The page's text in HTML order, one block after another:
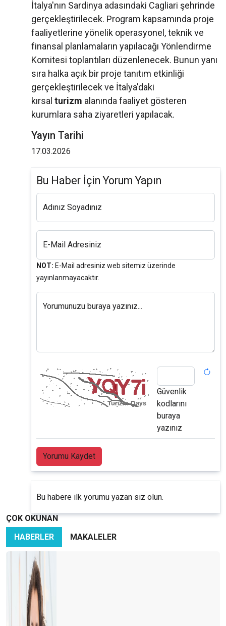
İtalya'nın Sardinya adasındaki Cagliari şehrinde
gerçekleştirilecek. Program kapsamında proje
faaliyetlerine yönelik operasyonel, teknik ve
finansal planlamaların yapılacağı Yönlendirme
Komitesi toplantıları düzenlenecek. Bunun yanı
sıra halka açık bir proje tanıtım etkinliği
gerçekleştirilecek ve İtalya'daki
kırsal turizm alanında faaliyet gösteren
kurumlara saha ziyaretleri yapılacak.
Yayın Tarihi
17.03.2026
Bu Haber İçin Yorum Yapın
Adınız Soyadınız
E-Mail Adresiniz
NOT: E-Mail adresiniz web sitemiz üzerinde
yayınlanmayacaktır.
Yorumunuzu buraya yazınız...
Güvenlik
kodlarını
buraya
yazınız
Yorumu Kaydet
Bu habere ilk yorumu yazan siz olun.
ÇOK OKUNAN
HABERLER
MAKALELER